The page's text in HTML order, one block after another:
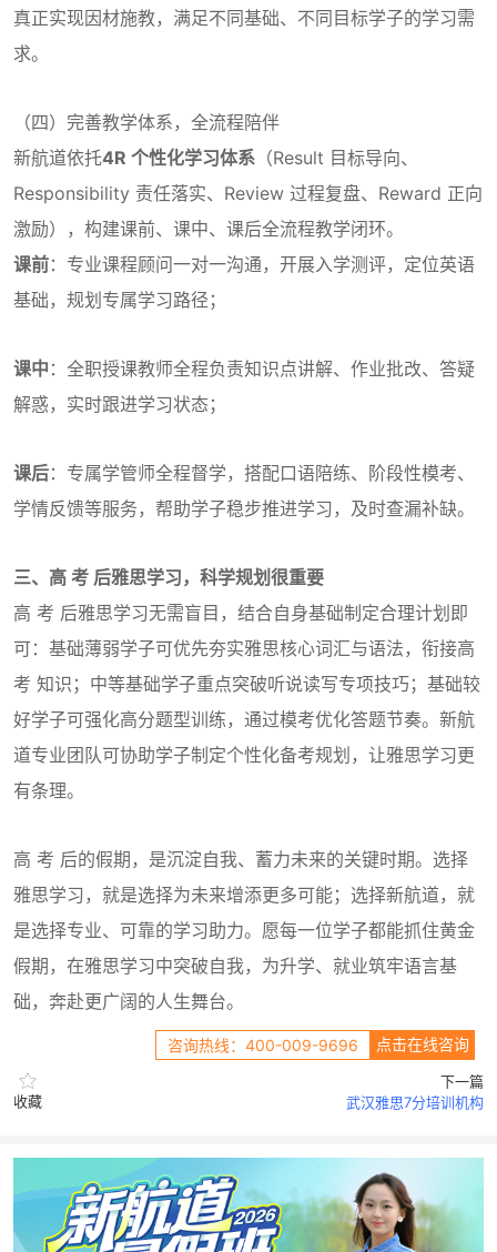
真正实现因材施教，满足不同基础、不同目标学子的学习需
求。
（四）完善教学体系，全流程陪伴
新航道依托4R 个性化学习体系 （Result 目标导向、
Responsibility 责任落实、Review 过程复盘、Reward 正向
激励），构建课前、课中、课后全流程教学闭环。
课前：专业课程顾问一对一沟通，开展入学测评，定位英语
基础，规划专属学习路径；
课中 ：全职授课教师全程负责知识点讲解、作业批改、答疑
解惑，实时跟进学习状态；
课后：专属学管师全程督学，搭配口语陪练、阶段性模考、
学情反馈等服务，帮助学子稳步推进学习，及时查漏补缺。
三、高 考 后雅思学习，科学规划很重要
高 考 后雅思学习无需盲目，结合自身基础制定合理计划即
可：基础薄弱学子可优先夯实雅思核心词汇与语法，衔接高
考 知识；中等基础学子重点突破听说读写专项技巧；基础较
好学子可强化高分题型训练，通过模考优化答题节奏。新航
道专业团队可协助学子制定个性化备考规划，让雅思学习更
有条理。
高 考 后的假期，是沉淀自我、蓄力未来的关键时期。选择
雅思学习，就是选择为未来增添更多可能；选择新航道，就
是选择专业、可靠的学习助力。愿每一位学子都能抓住黄金
假期，在雅思学习中突破自我，为升学、就业筑牢语言基
础，奔赴更广阔的人生舞台。
咨询热线：400-009-9696 点击在线咨询
收藏
下一篇
武汉雅思7分培训机构